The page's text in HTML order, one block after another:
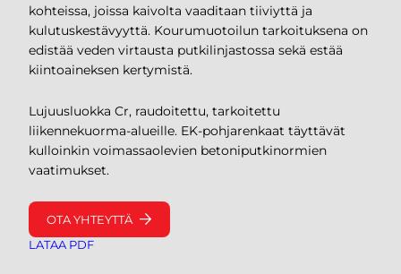
REUNAKIVET
kohteissa, joissa kaivolta vaaditaan tiiviyttä ja
kulutuskestävyyttä. Kourumuotoilun tarkoituksena on
edistää veden virtausta putkilinjastossa sekä estää
kiintoaineksen kertymistä.
Lujuusluokka Cr, raudoitettu, tarkoitettu
liikennekuorma-alueille. EK-pohjarenkaat täyttävät
kulloinkin voimassaolevien betoniputkinormien
vaatimukset.
OTA YHTEYTTÄ
LATAA PDF